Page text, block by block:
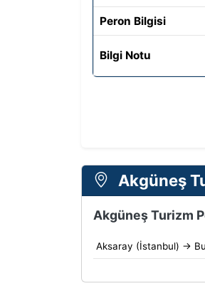
Peron Bilgisi
Bilgi Notu
Akgüneş
Akgüneş Turizm
Aksaray (İstanbul) →